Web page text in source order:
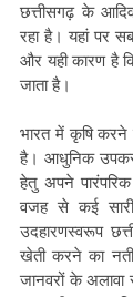
छत्तीसगढ़ के
रहा है। यहां पर
और यही कारण है
जाता है।
भारत में कृषि
है। आधुनिक
हेतु अपने
वजह से कई सारी
उदहारणस्वरूप
खेती करने का
जानवरों के अलावा